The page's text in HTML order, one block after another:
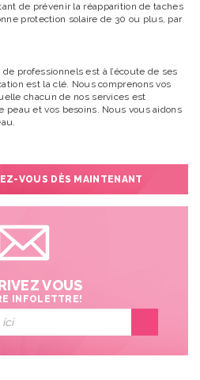
de prévenir la réapparition de taches
protection solaire de 30 ou plus, par
professionnels est à l’écoute de ses
est la clé. Nous comprenons vos
chacun de nos services est
peau et vos besoins. Nous vous aidons
VOUS DÈS MAINTENANT
VOUS
INFOLETTRE!